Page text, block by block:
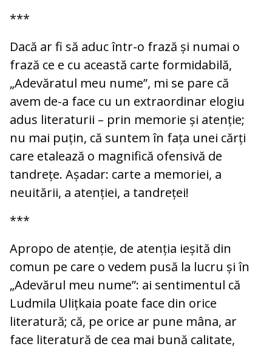
***
Dacă ar fi să aduc într-o frază și numai o
frază ce e cu această carte formidabilă,
„Adevăratul meu nume”, mi se pare că
avem de-a face cu un extraordinar elogiu
adus literaturii – prin memorie și atenție;
nu mai puțin, că suntem în fața unei cărți
care etalează o magnifică ofensivă de
tandrețe. Așadar: carte a memoriei, a
neuitării, a atenției, a tandreței!
***
Apropo de atenție, de atenția ieșită din
comun pe care o vedem pusă la lucru și în
„Adevărul meu nume”: ai sentimentul că
Ludmila Ulițkaia poate face din orice
literatură; că, pe orice ar pune mâna, ar
face literatură de cea mai bună calitate,